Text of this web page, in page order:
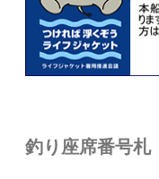
釣り座席番号札